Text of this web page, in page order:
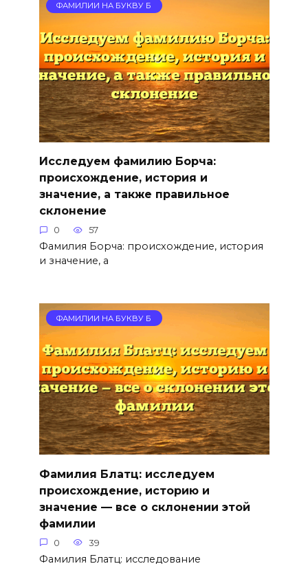
ФАМИЛИИ НА БУКВУ Б
Исследуем фамилию Борча:
происхождение, история и
значение, а также правильное
склонение
0 57
Фамилия Борча: происхождение, история
и значение, а
ФАМИЛИИ НА БУКВУ Б
Фамилия Блатц: исследуем
происхождение, историю и
значение — все о склонении этой
фамилии
0 39
Фамилия Блатц: исследование